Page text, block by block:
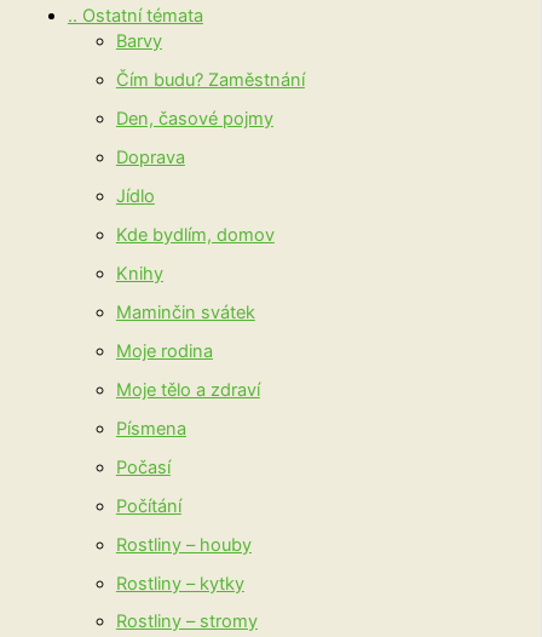
.. Ostatní témata
Barvy
Čím budu? Zaměstnání
Den, časové pojmy
Doprava
Jídlo
Kde bydlím, domov
Knihy
Maminčin svátek
Moje rodina
Moje tělo a zdraví
Písmena
Počasí
Počítání
Rostliny – houby
Rostliny – kytky
Rostliny – stromy